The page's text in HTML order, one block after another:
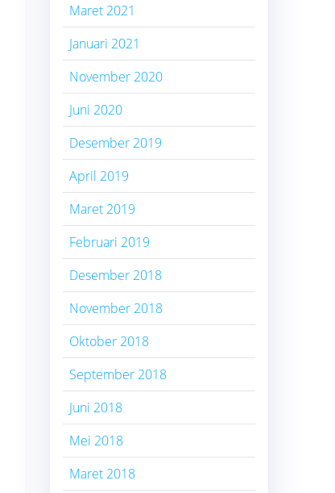
Maret 2021
Januari 2021
November 2020
Juni 2020
Desember 2019
April 2019
Maret 2019
Februari 2019
Desember 2018
November 2018
Oktober 2018
September 2018
Juni 2018
Mei 2018
Maret 2018